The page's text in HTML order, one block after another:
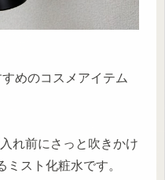
めのコスメアイテム
れ前にさっと吹きかけ
スト化粧水です。